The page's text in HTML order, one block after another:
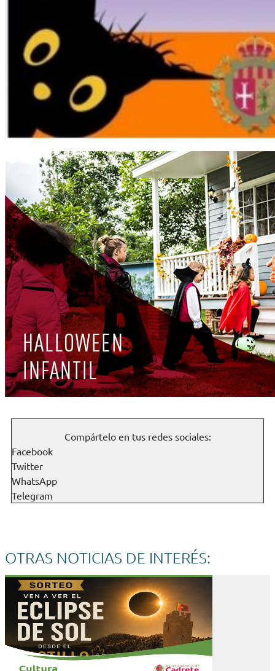
Compártelo en tus redes sociales:
Facebook
Twitter
WhatsApp
Telegram
OTRAS NOTICIAS DE INTERÉS: